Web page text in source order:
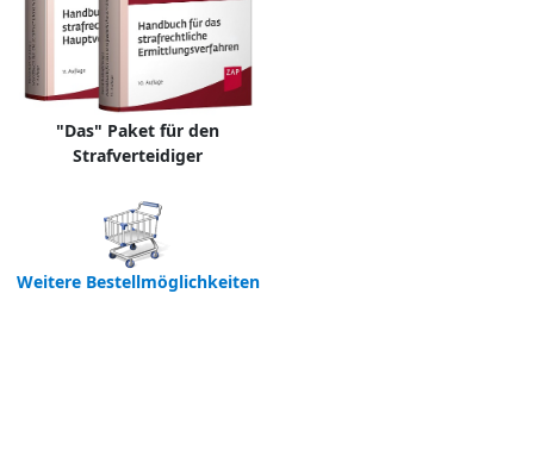
"Das" Paket für den
Strafverteidiger
Weitere Bestellmöglichkeiten